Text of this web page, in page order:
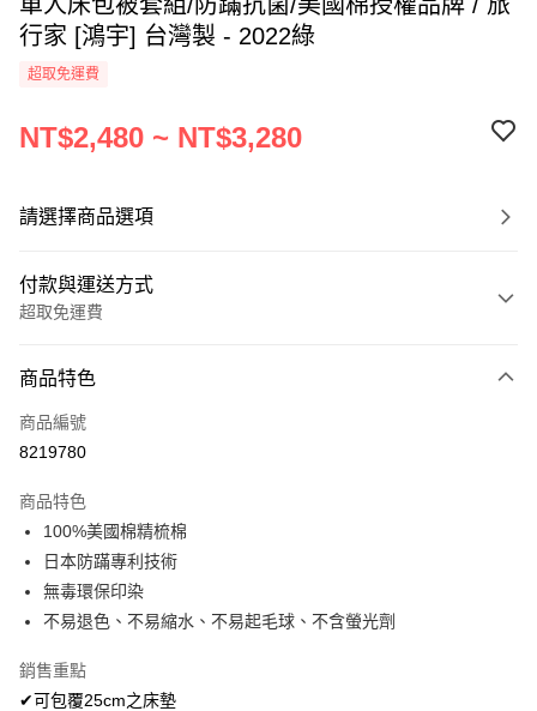
行家 [鴻宇] 台灣製 - 2022綠
超取免運費
NT$2,480 ~ NT$3,280
請選擇商品選項
付款與運送方式
超取免運費
信用卡一次付款
超商取貨付款
Apple Pay
悠遊付
Google Pay
AFTEE先享後付
相關說明
商品特色
商品編號
8219780
商品特色
100%美國棉精梳棉
日本防蹣專利技術
無毒環保印染
不易退色、不易縮水、不易起毛球、不含螢光劑
銷售重點
✔可包覆25cm之床墊